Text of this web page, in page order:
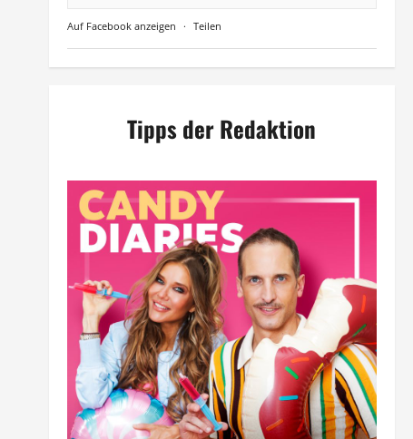
Auf Facebook anzeigen · Teilen
Tipps der Redaktion